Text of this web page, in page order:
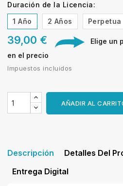
Duración de la Licencia:
1 Año
2 Años Perpetua
39,00 €
Elige un
en el precio
Impuestos incluidos
AÑADIR AL
Descripción
Detalles Del
Entrega Digital